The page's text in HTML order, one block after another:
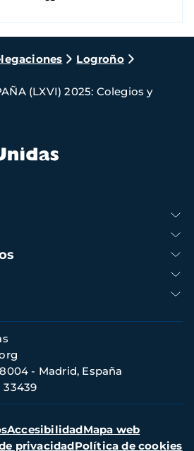
Logroño
(LXVI) 2025: Colegios y
- Madrid, España
33439
AccesibilidadMapa web
privacidadPolítica de cookies